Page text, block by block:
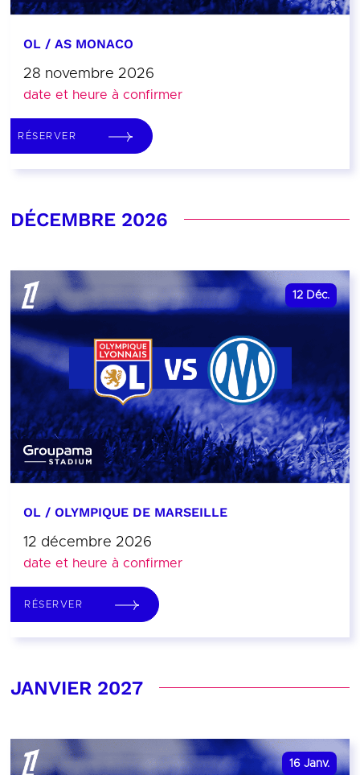
OL / AS MONACO
28 novembre 2026
date et heure à confirmer
RÉSERVER
DÉCEMBRE 2026
12 Déc.
OL / OLYMPIQUE DE MARSEILLE
12 décembre 2026
date et heure à confirmer
RÉSERVER
JANVIER 2027
16 Janv.